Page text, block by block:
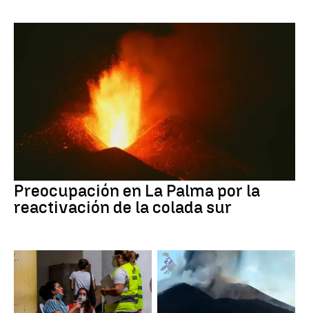
Preocupación en La Palma por la
reactivación de la colada sur